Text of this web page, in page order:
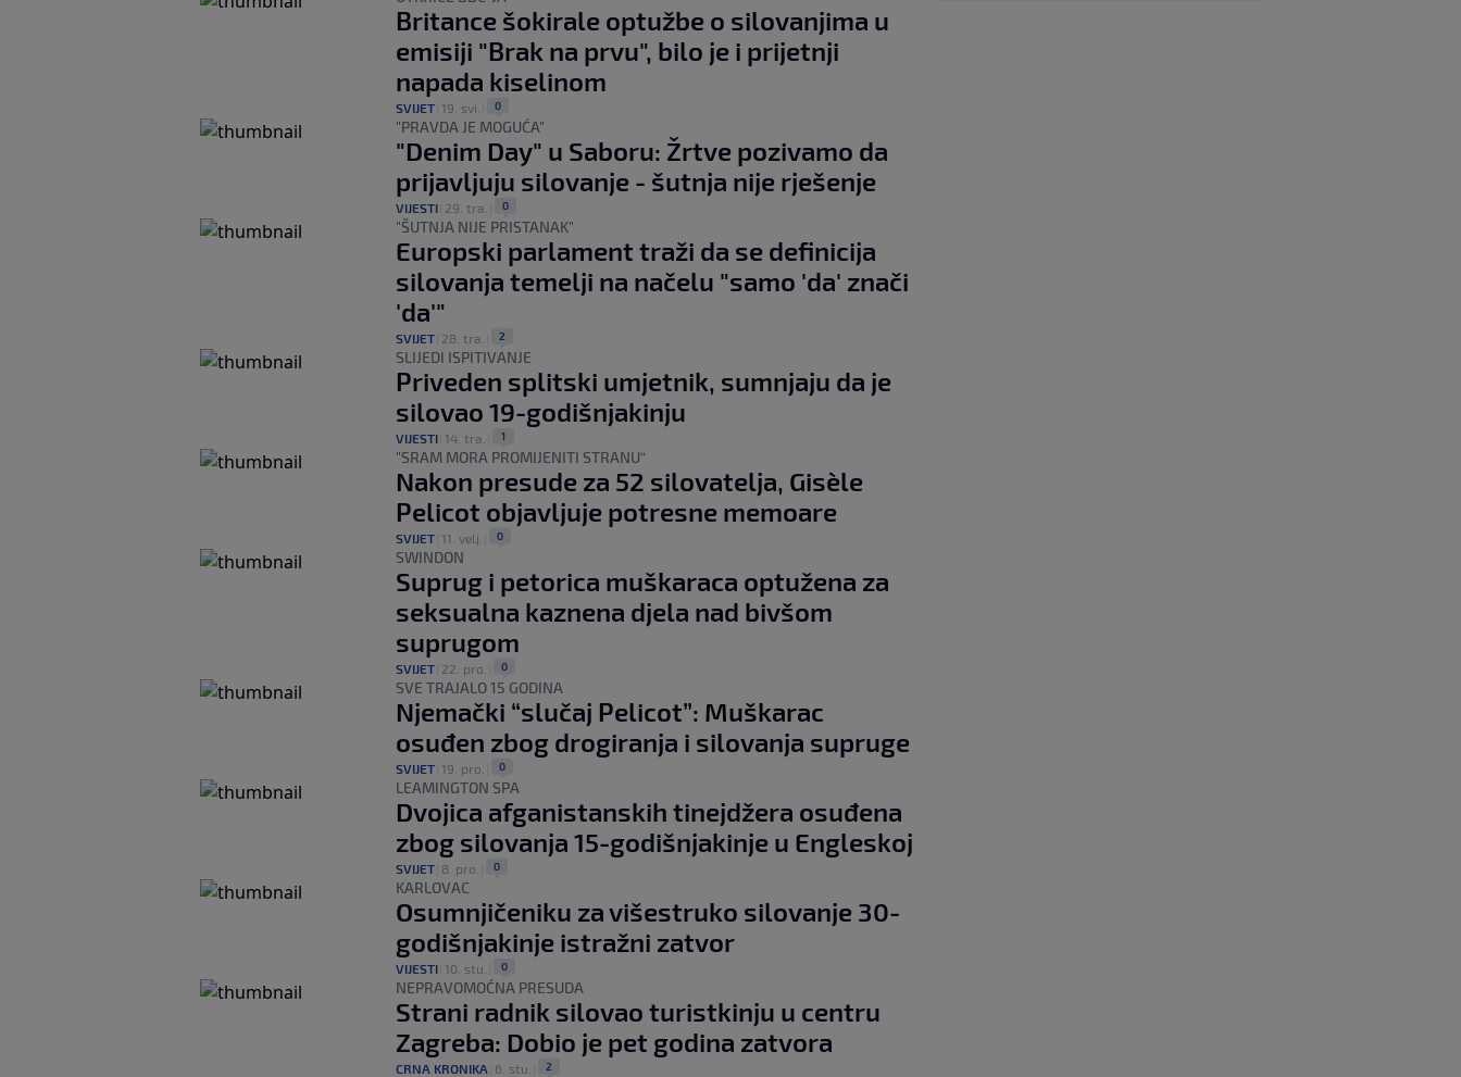
Britance šokirale optužbe o silovanjima u
emisiji "Brak na prvu", bilo je i prijetnji
napada kiselinom
SVIJET 19. svi. 0
"PRAVDA JE MOGUĆA"
"Denim Day" u Saboru: Žrtve pozivamo da
prijavljuju silovanje - šutnja nije rješenje
VIJESTI 29. tra. 0
"ŠUTNJA NIJE PRISTANAK"
Europski parlament traži da se definicija
silovanja temelji na načelu "samo 'da' znači
'da'"
SVIJET 28. tra. 2
SLIJEDI ISPITIVANJE
Priveden splitski umjetnik, sumnjaju da je
silovao 19-godišnjakinju
VIJESTI 14. tra. 1
"SRAM MORA PROMIJENITI STRANU“
Nakon presude za 52 silovatelja, Gisèle
Pelicot objavljuje potresne memoare
SVIJET 11. velj. 0
SWINDON
Suprug i petorica muškaraca optužena za
seksualna kaznena djela nad bivšom
suprugom
SVIJET 22. pro. 0
SVE TRAJALO 15 GODINA
Njemački “slučaj Pelicot”: Muškarac
osuđen zbog drogiranja i silovanja supruge
SVIJET 19. pro. 0
LEAMINGTON SPA
Dvojica afganistanskih tinejdžera osuđena
zbog silovanja 15-godišnjakinje u Engleskoj
SVIJET 8. pro. 0
KARLOVAC
Osumnjičeniku za višestruko silovanje 30-
godišnjakinje istražni zatvor
VIJESTI 10. stu. 0
NEPRAVOMOĆNA PRESUDA
Strani radnik silovao turistkinju u centru
Zagreba: Dobio je pet godina zatvora
CRNA KRONIKA 6. stu. 2